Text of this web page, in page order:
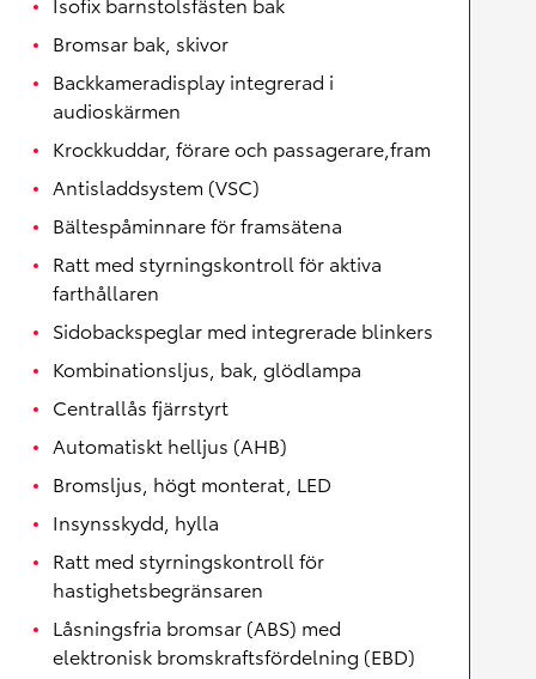
Bromsar bak, skivor
Backkameradisplay integrerad i
audioskärmen
Krockkuddar, förare och passagerare,fram
Antisladdsystem (VSC)
Bältespåminnare för framsätena
Ratt med styrningskontroll för aktiva
farthållaren
Sidobackspeglar med integrerade blinkers
Kombinationsljus, bak, glödlampa
Centrallås fjärrstyrt
Automatiskt helljus (AHB)
Bromsljus, högt monterat, LED
Insynsskydd, hylla
Ratt med styrningskontroll för
hastighetsbegränsaren
Låsningsfria bromsar (ABS) med
elektronisk bromskraftsfördelning (EBD)